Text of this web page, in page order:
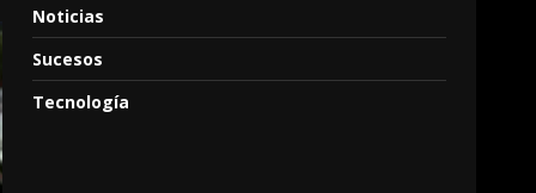
Noticias
Sucesos
Tecnología